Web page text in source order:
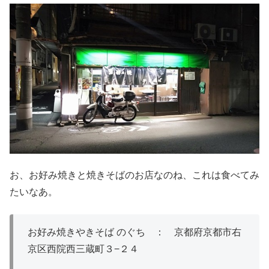
お、お好み焼きと焼きそばのお店なのね、これは食べてみ
たいなあ。
お好み焼きやきそば のぐち ： 京都府京都市右
京区西院西三蔵町３−２４